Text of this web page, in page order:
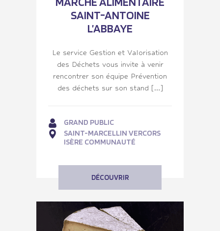
SAINT-ANTOINE
L’ABBAYE
Le service Gestion et Valorisation
des Déchets vous invite à venir
rencontrer son équipe Prévention
des déchets sur son stand […]
GRAND PUBLIC
SAINT-MARCELLIN VERCORS
ISÈRE COMMUNAUTÉ
DÉCOUVRIR